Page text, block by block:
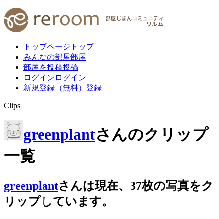
トップページ トップ
みんなの部屋部屋
部屋を投稿投稿
ログイン ログイン
新規登録（無料） 登録
Clips
greenplantさんのクリップ
一覧
greenplantさんは現在、 37枚の写真をク
リップしています。